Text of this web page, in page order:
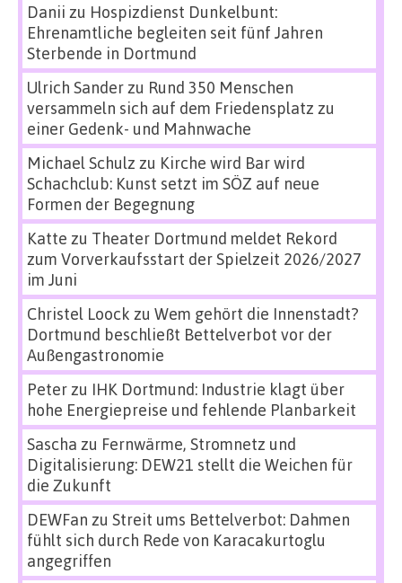
Danii zu Hospizdienst Dunkelbunt:
Ehrenamtliche begleiten seit fünf Jahren
Sterbende in Dortmund
Ulrich Sanderzu Rund 350 Menschen
versammeln sich auf dem Friedensplatz zu
einer Gedenk- und Mahnwache
Michael Schulz zu Kirche wird Bar wird
Schachclub: Kunst setzt im SÖZ auf neue
Formen der Begegnung
Katte zu Theater Dortmund meldet Rekord
zum Vorverkaufsstart der Spielzeit 2026/2027
im Juni
Christel Loock zu Wem gehört die Innenstadt?
Dortmund beschließt Bettelverbot vor der
Außengastronomie
Peterzu IHK Dortmund: Industrie klagt über
hohe Energiepreise und fehlende Planbarkeit
Sascha zu Fernwärme, Stromnetz und
Digitalisierung: DEW21 stellt die Weichen für
die Zukunft
DEWFan zu Streit ums Bettelverbot: Dahmen
fühlt sich durch Rede von Karacakurtoglu
angegriffen